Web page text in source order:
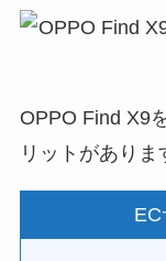
OPPO Find X9
リットがありま